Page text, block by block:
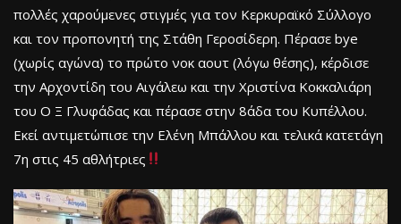
πολλές χαρούμενες στιγμές για τον Κερκυραϊκό Σύλλογο
και τον προπονητή της Στάθη Γεροσίδερη. Πέρασε bye
(χωρίς αγώνα) το πρώτο νοκ αουτ (λόγω θέσης), κέρδισε
την Αρχοντίδη του Αιγάλεω και την Χριστίνα Κοκκαλιάρη
του Ο Ξ Γλυφάδας και πέρασε στην 8άδα του Κυπέλλου.
Εκεί αντιμετώπισε την Ελένη Μπάλλου και τελικά κατετάγη
7η στις 45 αθλήτριες